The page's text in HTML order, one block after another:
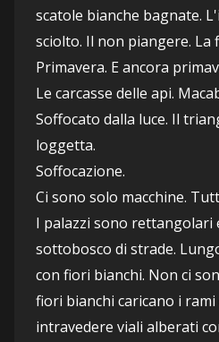
scatole bianche bagnate.
sciolto. Il non piangere.
Primavera. E ancora
Le carcasse delle api.
Soffocato dalla luce. Il
loggetta.
Soffocazione.
Ci sono solo macchine.
I palazzi sono rettangolari
sottobosco di strade.
con fiori bianchi. Non ci
fiori bianchi caricano i rami
intravedere viali alberati